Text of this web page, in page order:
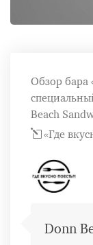
Обзор бара
Beach
«Где
Donn